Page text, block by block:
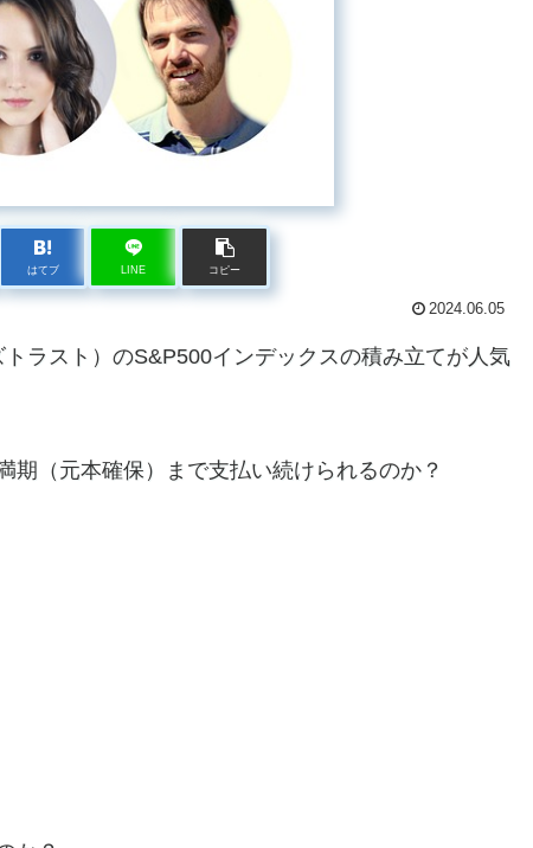
はてブ LINE コピー
2024.06.05
ラスト）のS&P500インデックスの積み立てが人気
期（元本確保）まで支払い続けられるのか？